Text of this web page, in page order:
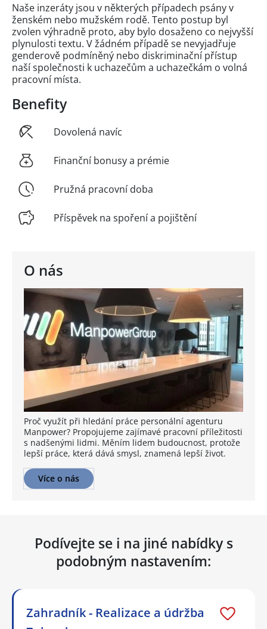
O nás
Proč využít při hledání práce personální agenturu
Manpower? Propojujeme zajímavé pracovní příležitosti
s nadšenými lidmi. Měním lidem budoucnost, protože
lepší práce, která dává smysl, znamená lepší život.
Více o nás
Naše inzeráty jsou v některých případech psány v
ženském nebo mužském rodě. Tento postup byl
zvolen výhradně proto, aby bylo dosaženo co nejvyšší
plynulosti textu. V žádném případě se nevyjadřuje
genderově podmíněný nebo diskriminační přístup
naší společnosti k uchazečům a uchazečkám o volná
pracovní místa.
Benefity
Dovolená navíc
Finanční bonusy a prémie
Pružná pracovní doba
Příspěvek na spoření a pojištění
Podívejte se i na jiné nabídky s
podobným nastavením:
Zahradník - Realizace a údržba